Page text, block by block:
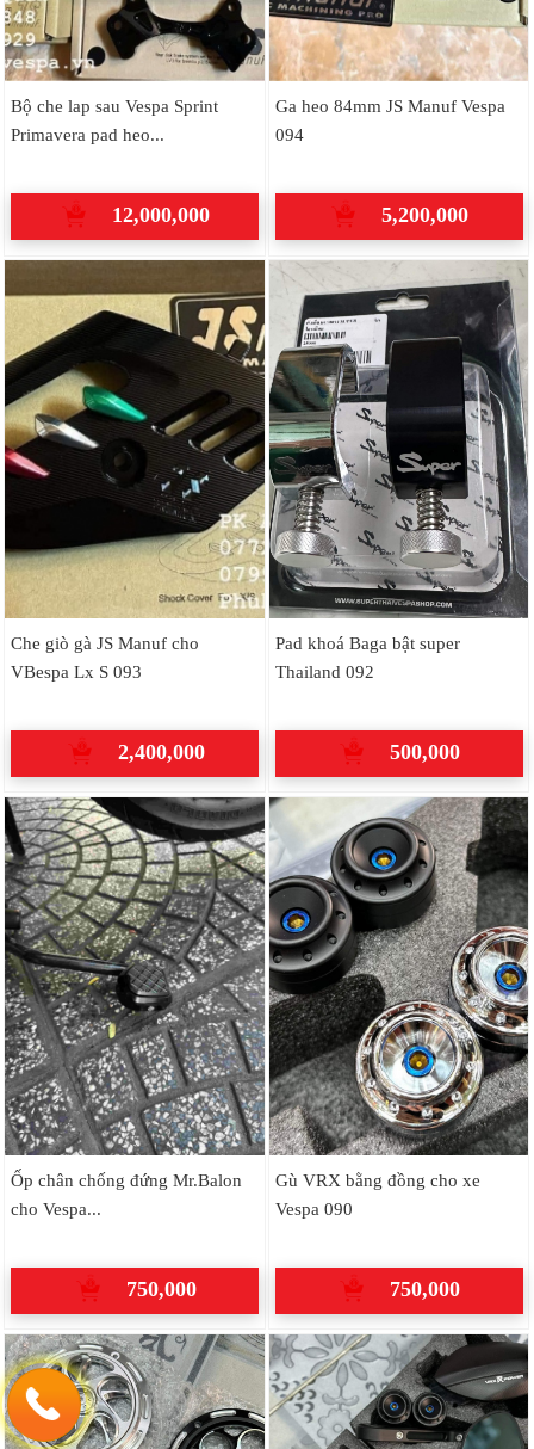
Bộ che lap sau Vespa Sprint
Primavera pad heo...
12,000,000
Ga heo 84mm JS Manuf Vespa
094
5,200,000
Che giò gà JS Manuf cho
VBespa Lx S 093
2,400,000
Pad khoá Baga bật super
Thailand 092
500,000
Ốp chân chống đứng Mr.Balon
cho Vespa...
750,000
Gù VRX bằng đồng cho xe
Vespa 090
750,000